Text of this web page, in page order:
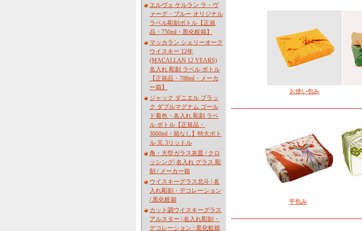
エルヴェ ケルラン ラ・ヴ
ァーグ・ブルー オリジナル
ラベル彫刻ボトル【正規
品・750ml・黒化粧箱】
マッカラン シェリーオーク
ウイスキー 12年
(MACALLAN 12 YEARS)
名入れ 彫刻 ラベル ボトル
【正規品・700ml・メーカ
ー箱】
ジャック ダニエル ブラッ
ク ダブルマグナム ゴール
ド着色・名入れ 彫刻 ラベ
ル ボトル【正規品・
3000ml・箱なし】特大ボト
ル 3L 3リットル
角・大型ガラス灰皿 / クロ
ッシング| 名入れ グラス 彫
刻 / メーカー箱
ウイスキーグラス北斗 | 名
入れ彫刻・デコレーション
/ 黒化粧箱
カット調ウイスキーグラス
アルスター | 名入れ彫刻・
デコレーション / 黒化粧箱
お使い包み
平包み